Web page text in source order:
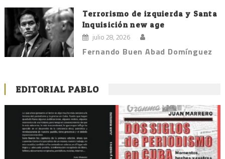
Terrorismo de izquierda y Santa
Inquisición new age
julio 28, 2026
Fernando Buen Abad Domínguez
EDITORIAL PABLO